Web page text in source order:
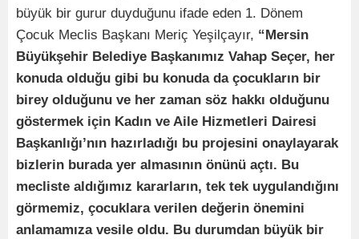
büyük bir gurur duyduğunu ifade eden 1. Dönem
Çocuk Meclis Başkanı Meriç Yeşilçayır, “Mersin
Büyükşehir Belediye Başkanımız Vahap Seçer, her
konuda olduğu gibi bu konuda da çocukların bir
birey olduğunu ve her zaman söz hakkı olduğunu
göstermek için Kadın ve Aile Hizmetleri Dairesi
Başkanlığı’nın hazırladığı bu projesini onaylayarak
bizlerin burada yer almasının önünü açtı. Bu
mecliste aldığımız kararların, tek tek uygulandığını
görmemiz, çocuklara verilen değerin önemini
anlamamıza vesile oldu. Bu durumdan büyük bir